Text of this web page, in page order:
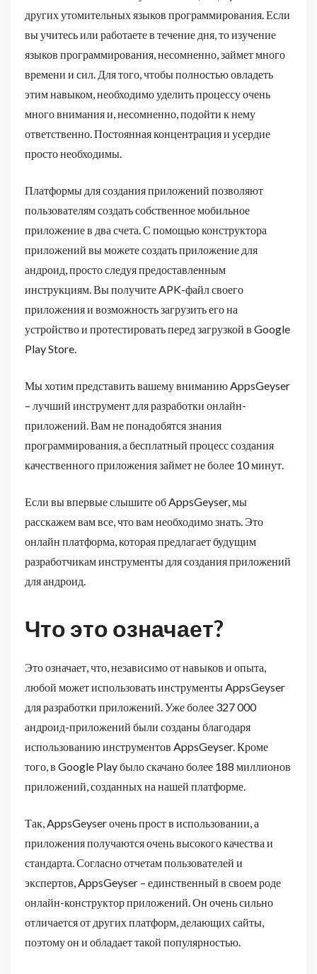
других утомительных языков программирования. Если
вы учитесь или работаете в течение дня, то изучение
языков программирования, несомненно, займет много
времени и сил. Для того, чтобы полностью овладеть
этим навыком, необходимо уделить процессу очень
много внимания и, несомненно, подойти к нему
ответственно. Постоянная концентрация и усердие
просто необходимы.
Платформы для создания приложений позволяют
пользователям создать собственное мобильное
приложение в два счета. С помощью конструктора
приложений вы можете создать приложение для
андроид, просто следуя предоставленным
инструкциям. Вы получите APK-файл своего
приложения и возможность загрузить его на
устройство и протестировать перед загрузкой в Google
Play Store.
Мы хотим представить вашему вниманию AppsGeyser
– лучший инструмент для разработки онлайн-
приложений. Вам не понадобятся знания
программирования, а бесплатный процесс создания
качественного приложения займет не более 10 минут.
Если вы впервые слышите об AppsGeyser, мы
расскажем вам все, что вам необходимо знать. Это
онлайн платформа, которая предлагает будущим
разработчикам инструменты для создания приложений
для андроид.
Что это означает?
Это означает, что, независимо от навыков и опыта,
любой может использовать инструменты AppsGeyser
для разработки приложений. Уже более 327 000
андроид-приложений были созданы благодаря
использованию инструментов AppsGeyser. Кроме
того, в Google Play было скачано более 188 миллионов
приложений, созданных на нашей платформе.
Так, AppsGeyser очень прост в использовании, а
приложения получаются очень высокого качества и
стандарта. Согласно отчетам пользователей и
экспертов, AppsGeyser – единственный в своем роде
онлайн-конструктор приложений. Он очень сильно
отличается от других платформ, делающих сайты,
поэтому он и обладает такой популярностью.